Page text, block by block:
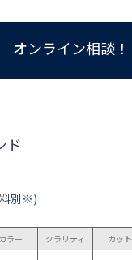
オンライン相談！
ド
別※)
カラー クラリティ カット